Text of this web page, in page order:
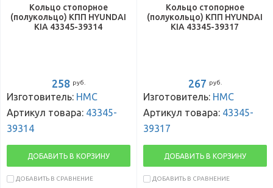
Кольцо стопорное
(полукольцо) КПП HYUNDAI
KIA 43345-39314
258 руб.
Изготовитель: HMC
Артикул товара: 43345-
39314
ДОБАВИТЬ В КОРЗИНУ
ДОБАВИТЬ В СРАВНЕНИЕ
Кольцо стопорное
(полукольцо) КПП HYUNDAI
KIA 43345-39317
267 руб.
Изготовитель: HMC
Артикул товара: 43345-
39317
ДОБАВИТЬ В КОРЗИНУ
ДОБАВИТЬ В СРАВНЕНИЕ